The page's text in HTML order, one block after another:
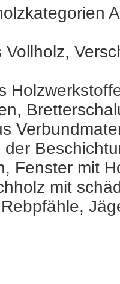
Fenster mit
mit